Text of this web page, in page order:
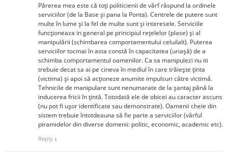
Părerea mea este că toți politicienii de vârf răspund la ordinele
serviciilor (de la Base și pana la Ponta). Centrele de putere sunt
multe în lume și la fel de multe sunt și interesele. Serviciile
funcționeaza in general pe principiul rețelelor (plase) și al
manipulării (schimbarea comportamentului celuilalt). Puterea
serviciilor tocmai în asta constă în capacitatea (uriașă) de a
schimba comportamentul oamenilor. Ca sa manipulezi nu iti
trebuie decat sa ai pe cineva în mediul în care trăiește ținta
(victima) și apoi să acționeze anumite impulsuri către victimă.
Tehnicile de manipulare sunt nenumarate de la șantaj până la
inducerea fricii în țintă. Totodată ele de obicei au caracter ascuns
(nu pot fi ușor identificate sau demonstrate). Oamenii cheie din
sistem trebuie întotdeauna să fie parte a serviciilor (vârful
piramidelor din diverse domenii: politic, economic, academic etc).
Reply ↓